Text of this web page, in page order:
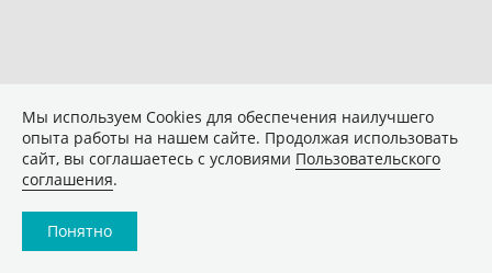
Мы используем Сookies для обеспечения наилучшего
опыта работы на нашем сайте. Продолжая использовать
сайт, вы соглашаетесь с условиями Пользовательского
соглашения.
Понятно